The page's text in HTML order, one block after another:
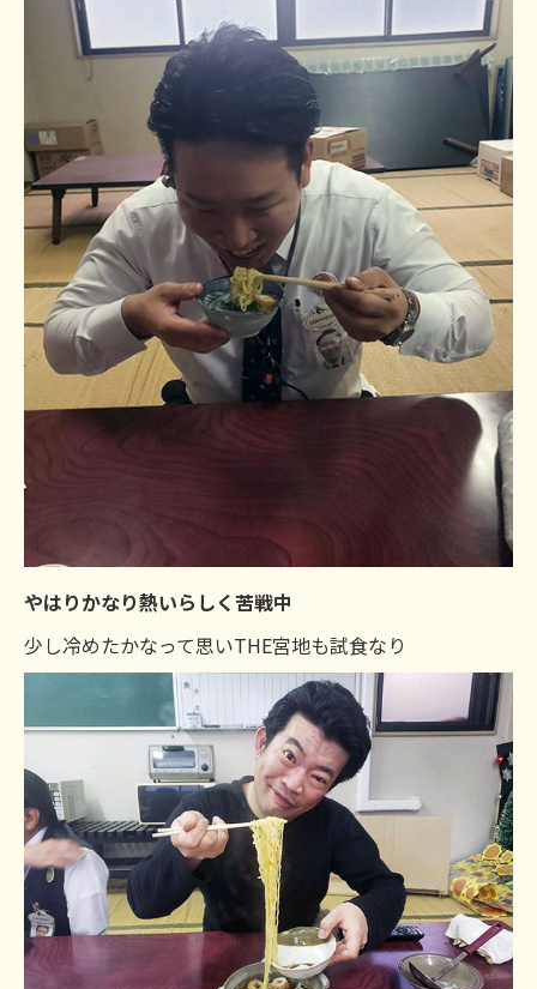
やはりかなり熱いらしく苦戦中
少し冷めたかなって思いTHE宮地も試食なり